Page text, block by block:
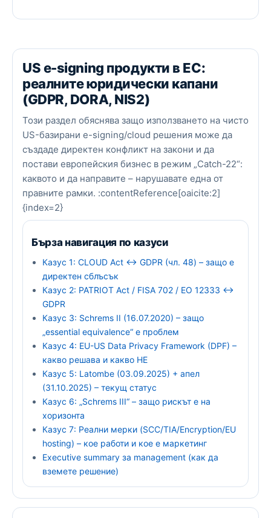
US e-signing продукти в ЕС:
реалните юридически капани
(GDPR, DORA, NIS2)
Този раздел обяснява защо използването на чисто
US-базирани e-signing/cloud решения може да
създаде директен конфликт на закони и да
постави европейския бизнес в режим „Catch-22“:
каквото и да направите – нарушавате една от
правните рамки. :contentReference[oaicite:2]
{index=2}
Бърза навигация по казуси
Казус 1: CLOUD Act ↔ GDPR (чл. 48) – защо е
директен сблъсък
Казус 2: PATRIOT Act / FISA 702 / EO 12333 ↔
GDPR
Казус 3: Schrems II (16.07.2020) – защо
„essential equivalence“ е проблем
Казус 4: EU-US Data Privacy Framework (DPF) –
какво решава и какво НЕ
Казус 5: Latombe (03.09.2025) + апел
(31.10.2025) – текущ статус
Казус 6: „Schrems III“ – защо рискът е на
хоризонта
Казус 7: Реални мерки (SCC/TIA/Encryption/EU
hosting) – кое работи и кое е маркетинг
Executive summary за management (как да
вземете решение)